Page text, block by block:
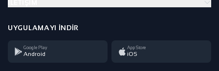
UYGULAMAYI İNDIR
Google Play
Android
App Store
iOS